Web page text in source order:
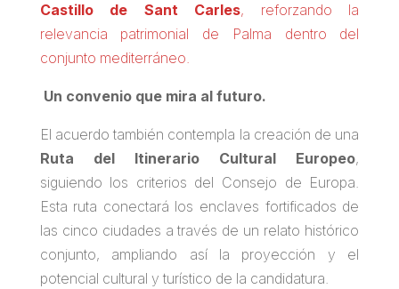
Castillo de Sant Carles, reforzando la
relevancia patrimonial de Palma dentro del
conjunto mediterráneo.
Un convenio que mira al futuro.
El acuerdo también contempla la creación de una
Ruta del Itinerario Cultural Europeo,
siguiendo los criterios del Consejo de Europa.
Esta ruta conectará los enclaves fortificados de
las cinco ciudades a través de un relato histórico
conjunto, ampliando así la proyección y el
potencial cultural y turístico de la candidatura.